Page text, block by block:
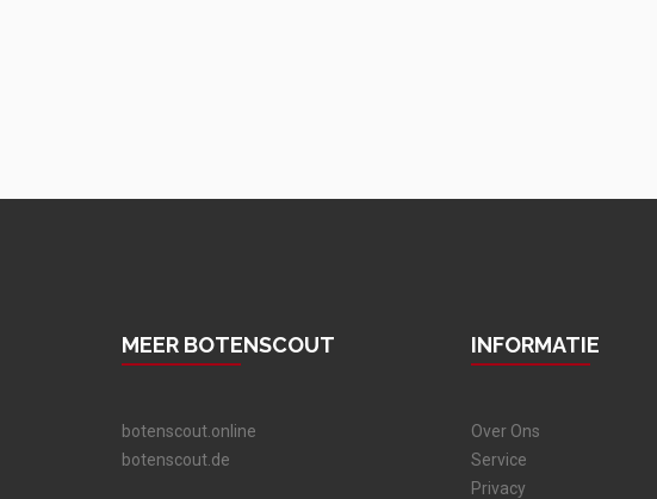
MEER BOTENSCOUT
botenscout.online
botenscout.de
INFORMATIE
Over Ons
Service
Privacy